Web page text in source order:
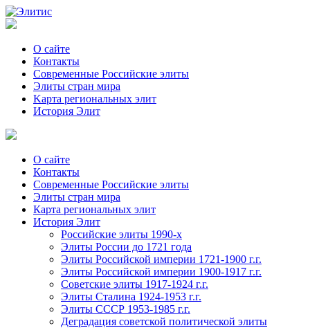
О сайте
Контакты
Современные Российские элиты
Элиты стран мира
Kартa региональных элит
История Элит
О сайте
Контакты
Современные Российские элиты
Элиты стран мира
Картa региональных элит
История Элит
Российские элиты 1990-х
Элиты России до 1721 года
Элиты Российской империи 1721-1900 г.г.
Элиты Российской империи 1900-1917 г.г.
Советские элиты 1917-1924 г.г.
Элиты Сталина 1924-1953 г.г.
Элиты СССР 1953-1985 г.г.
Деградация советской политической элиты